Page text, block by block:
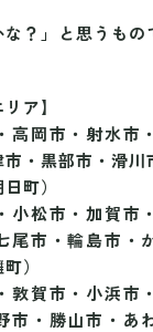
な？」と思うも
ア】
高岡市・射水市
・黒部市・滑川
町）
小松市・加賀市
尾市・輪島市・
）
敦賀市・小浜市
市・勝山市・あ